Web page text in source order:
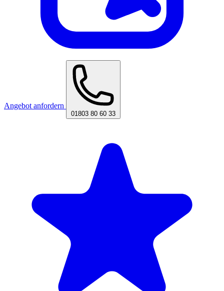
Angebot anfordern
01803 80 60 33